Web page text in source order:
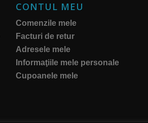
CONTUL MEU
Comenzile mele
Facturi de retur
Adresele mele
Informaţiile mele personale
Cupoanele mele